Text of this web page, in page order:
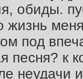
обиды.
жизнь
под
песня? к
неудачи